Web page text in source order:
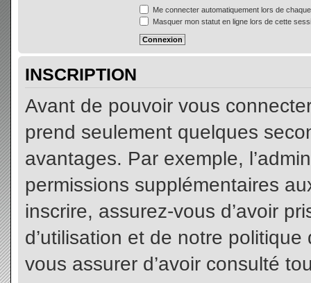
Me connecter automatiquement lors de
Masquer mon statut en ligne lors de cette
INSCRIPTION
Avant de pouvoir vous
prend seulement quelques
avantages. Par exemple,
permissions supplémentaires
inscrire, assurez-vous d’avoir
d’utilisation et de notre
vous assurer d’avoir consulté